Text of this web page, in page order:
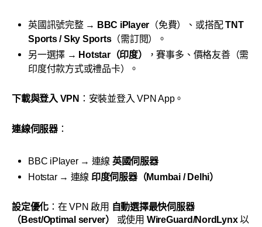
英國訊號完整 → BBC iPlayer （免費）、或搭配TNT
Sports / Sky Sports（需訂閱）。
另一選擇 → Hotstar（印度）
，賽事多、價格友善（需
印度付款方式或禮品卡）。
下載與登入 VPN ：安裝並登入 VPN App。
連線伺服器：
BBC iPlayer → 連線 英國伺服器
Hotstar → 連線 印度伺服器（Mumbai / Delhi）
設定優化 ：在 VPN 啟用 自動選擇最快伺服器
（Best/Optimal server）
或使用 WireGuard/NordLynx以